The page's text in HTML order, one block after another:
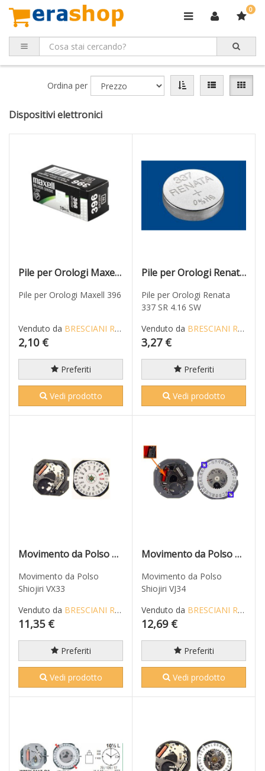
0
Ordina per
Dispositivi elettronici
Pile per Orologi Maxell 396
Pile per Orologi Maxell 396
Venduto da BRESCIANI RICCARDO
2,10 €
Preferiti
Vedi prodotto
Pile per Orologi Renata 337
Pile per Orologi Renata
337 SR 4.16 SW
Venduto da BRESCIANI RICCARDO
3,27 €
Preferiti
Vedi prodotto
Movimento da Polso Shiojiri VX33
Movimento da Polso
Shiojiri VX33
Venduto da BRESCIANI RICCARDO
11,35 €
Preferiti
Vedi prodotto
Movimento da Polso Shiojiri VJ34
Movimento da Polso
Shiojiri VJ34
Venduto da BRESCIANI RICCARDO
12,69 €
Preferiti
Vedi prodotto